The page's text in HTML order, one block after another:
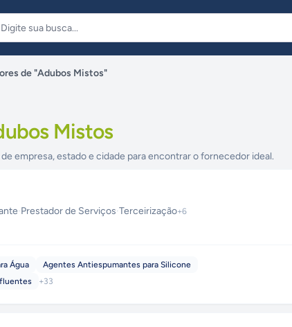
de "Adubos Mistos"
Mistos
empresa, estado e cidade para encontrar o fornecedor ideal.
·Prestador de Serviços·Terceirização+6
Água
Agentes Antiespumantes para Silicone
+33